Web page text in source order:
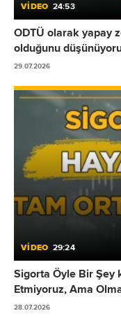
VİDEO 24:53
ODTÜ olarak yapay
olduğunu
29.07.2026
VİDEO 29:24
Sigorta Öyle Bir Şey
Etmiyoruz, Ama
28.07.2026